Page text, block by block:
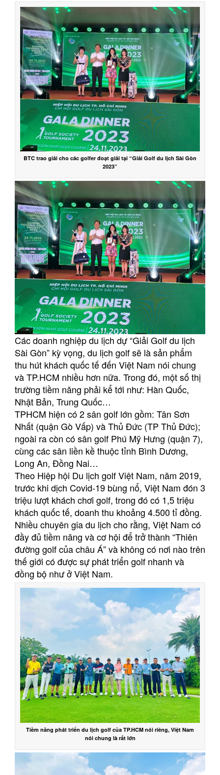
BTC trao giải cho các golfer đoạt giải tại “Giải Golf du lịch Sài Gòn
2023”
Các doanh nghiệp du lịch dự “Giải Golf du lịch
Sài Gòn” kỳ vọng, du lịch golf sẽ là sản phẩm
thu hút khách quốc tế đến Việt Nam nói chung
và TP.HCM nhiều hơn nữa. Trong đó, một số thị
trường tiềm năng phải kể tới như: Hàn Quốc,
Nhật Bản, Trung Quốc…
TPHCM hiện có 2 sân golf lớn gồm: Tân Sơn
Nhất (quận Gò Vấp) và Thủ Đức (TP Thủ Đức);
ngoài ra còn có sân golf Phú Mỹ Hưng (quận 7),
cùng các sân liền kề thuộc tỉnh Bình Dương,
Long An, Đồng Nai…
Theo Hiệp hội Du lịch golf Việt Nam, năm 2019,
trước khi dịch Covid-19 bùng nổ, Việt Nam đón 3
triệu lượt khách chơi golf, trong đó có 1,5 triệu
khách quốc tế, doanh thu khoảng 4.500 tỉ đồng.
Nhiều chuyên gia du lịch cho rằng, Việt Nam có
đầy đủ tiềm năng và cơ hội để trở thành “Thiên
đường golf của châu Á” và không có nơi nào trên
thế giới có được sự phát triển golf nhanh và
đồng bộ như ở Việt Nam.
Tiềm năng phát triển du lịch golf của TP.HCM nói riêng, Việt Nam
nói chung là rất lớn